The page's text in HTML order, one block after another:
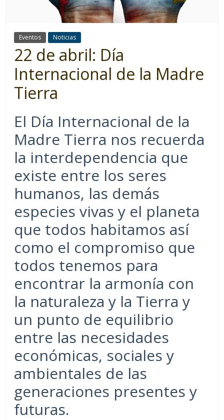
Eventos Noticias
22 de abril: Día
Internacional de la Madre
Tierra
El Día Internacional de la
Madre Tierra nos recuerda
la interdependencia que
existe entre los seres
humanos, las demás
especies vivas y el planeta
que todos habitamos así
como el compromiso que
todos tenemos para
encontrar la armonía con
la naturaleza y la Tierra y
un punto de equilibrio
entre las necesidades
económicas, sociales y
ambientales de las
generaciones presentes y
futuras.